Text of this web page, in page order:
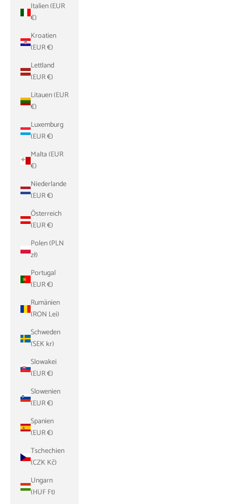
Italien (EUR
€)
Kroatien
(EUR €)
Lettland
(EUR €)
Litauen (EUR
€)
Luxemburg
(EUR €)
Malta (EUR
€)
Niederlande
(EUR €)
Österreich
(EUR €)
Polen (PLN
zł)
Portugal
(EUR €)
Rumänien
(RON Lei)
Schweden
(SEK kr)
Slowakei
(EUR €)
Slowenien
(EUR €)
Spanien
(EUR €)
Tschechien
(CZK Kč)
Ungarn
(HUF Ft)